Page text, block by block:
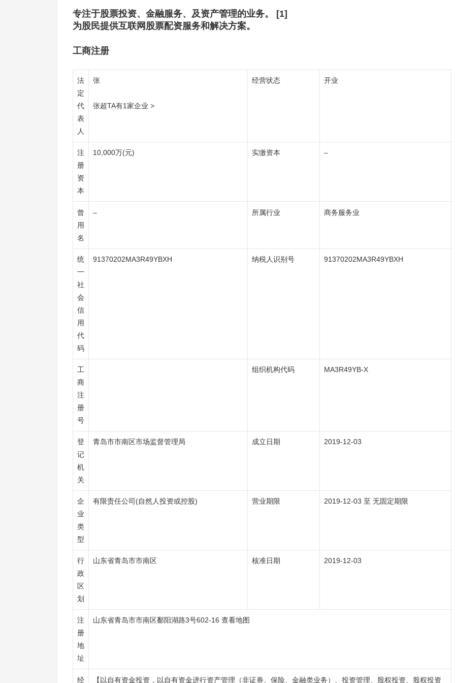
专注于股票投资、金融服务、及资产管理的业务。 [1]
为股民提供互联网股票配资服务和解决方案。
工商注册
法
定
代
表
人
张
张超TA有1家企业 >
经营状态 开业
注
册
资
本
10,000万(元) 实缴资本 –
曾
用
名
– 所属行业 商务服务业
统
一
社
会
信
用
代
码
91370202MA3R49YBXH 纳税人识别号 91370202MA3R49YBXH
工
商
注
册
号
组织机构代码 MA3R49YB-X
登
记
机
关
青岛市市南区市场监督管理局 成立日期 2019-12-03
企
业
类
型
有限责任公司(自然人投资或控股) 营业期限 2019-12-03 至 无固定期限
行
政
区
划
山东省青岛市市南区 核准日期 2019-12-03
注
册
地
址
山东省青岛市市南区鄱阳湖路3号602-16 查看地图
经 【以自有资金投资，以自有资金进行资产管理（非证券、保险、金融类业务）、投资管理、股权投资、股权投资